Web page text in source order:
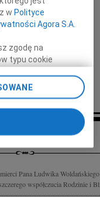
z Urzędu Miasta
podziękowania
składają
i bliscy
Pana Ludwika
współczucia Rodzinie i
w Polityce
Agora S.A.
zgodę na
typu cookie
też w każdej
cookie,
Twoimi
poprzez
serwisu i
jest także za
możemy